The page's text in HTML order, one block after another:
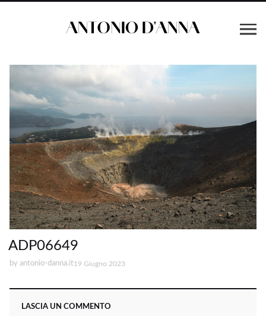
ADP06649
by antonio-danna.it19 Giugno 2023
LASCIA UN COMMENTO